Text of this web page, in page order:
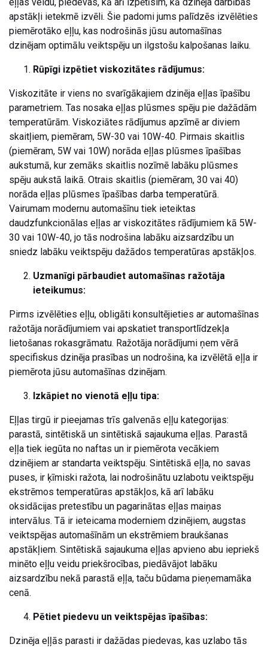
apstākļi ietekmē izvēli. Šie padomi jums palīdzēs izvēlēties
piemērotāko eļļu, kas nodrošinās jūsu automašīnas
dzinējam optimālu veiktspēju un ilgstošu kalpošanas laiku.
Rūpīgi izpētiet viskozitātes rādījumus:
Viskozitāte ir viens no svarīgākajiem dzinēja eļļas īpašību
parametriem. Tas nosaka eļļas plūsmes spēju pie dažādām
temperatūrām. Viskoziātes rādījumus apzīmē ar diviem
skaitļiem, piemēram, 5W-30 vai 10W-40. Pirmais skaitlis
(piemēram, 5W vai 10W) norāda eļļas plūsmes īpašības
aukstumā, kur zemāks skaitlis nozīmē labāku plūsmes
spēju aukstā laikā. Otrais skaitlis (piemēram, 30 vai 40)
norāda eļļas plūsmes īpašības darba temperatūrā.
Vairumam modernu automašīnu tiek ieteiktas
daudzfunkcionālas eļļas ar viskozitātes rādījumiem kā 5W-
30 vai 10W-40, jo tās nodrošina labāku aizsardzību un
sniedz labāku veiktspēju dažādos temperatūras apstākļos.
Uzmanīgi pārbaudiet automašīnas ražotāja
ieteikumus:
Pirms izvēlēties eļļu, obligāti konsultējieties ar automašīnas
ražotāja norādījumiem vai apskatiet transportlīdzekļa
lietošanas rokasgrāmatu. Ražotāja norādījumi ņem vērā
specifiskus dzinēja prasības un nodrošina, ka izvēlētā eļļa ir
piemērota jūsu automašīnas dzinējam.
Izkāpiet no vienotā eļļu tipa:
Eļļas tirgū ir pieejamas trīs galvenās eļļu kategorijas:
parastā, sintētiskā un sintētiskā sajaukuma eļļas. Parastā
eļļa tiek iegūta no naftas un ir piemērota vecākiem
dzinējiem ar standarta veiktspēju. Sintētiskā eļļa, no savas
puses, ir ķīmiski ražota, lai nodrošinātu uzlabotu veiktspēju
ekstrēmos temperatūras apstākļos, kā arī labāku
oksidācijas pretestību un pagarinātas eļļas maiņas
intervālus. Tā ir ieteicama moderniem dzinējiem, augstas
veiktspējas automašīnām un ekstrēmiem braukšanas
apstākļiem. Sintētiskā sajaukuma eļļas apvieno abu iepriekš
minēto eļļu veidu priekšrocības, piedāvājot labāku
aizsardzību nekā parastā eļļa, taču būdama pieņemamāka
cenā.
Pētiet piedevu un veiktspējas īpašības:
Dzinēja eļļās parasti ir dažādas piedevas, kas uzlabo tās